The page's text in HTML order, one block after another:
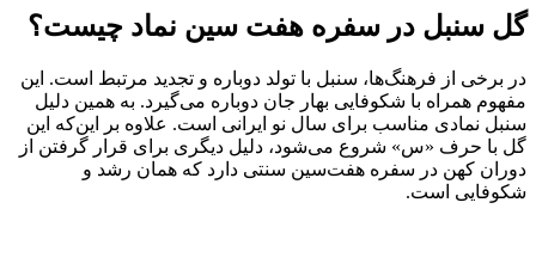
گل سنبل در سفره هفت سین نماد چیست؟
در برخی از فرهنگ‌ها، سنبل با تولد دوباره و تجدید مرتبط است. این
مفهوم همراه با شکوفایی بهار جان دوباره می‌گیرد. به همین دلیل
سنبل نمادی مناسب برای سال نو ایرانی است. علاوه بر این‌که این
گل با حرف «س» شروع می‌شود، دلیل دیگری برای قرار گرفتن از
دوران کهن در سفره هفت‌سین سنتی دارد که همان رشد و
شکوفایی است.